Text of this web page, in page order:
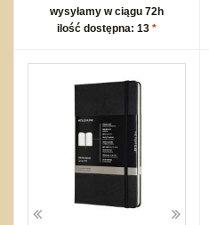
wysyłamy w ciągu 72h
ilość dostępna: 13 *